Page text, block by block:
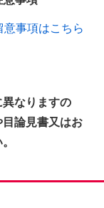
事項はこちら
異なりますの
論見書又はお